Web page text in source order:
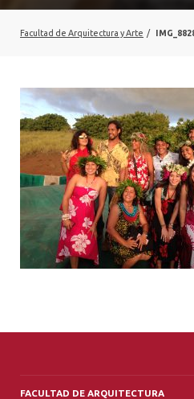
VINCULACIÓN CON EL MEDIO
ALUMNI
PLATAFORMA VUT
Facultad de Arquitectura y Arte /
FACULTAD DE ARQUITECTURA